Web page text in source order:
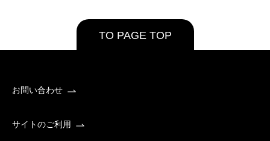
TO PAGE TOP
お問い合わせ
サイトのご利用